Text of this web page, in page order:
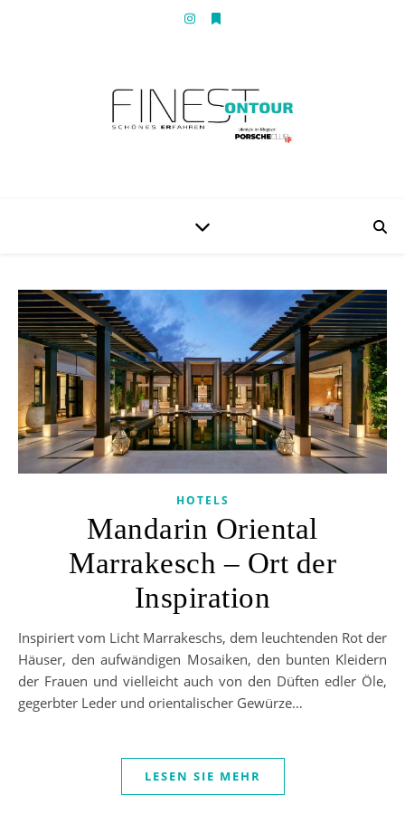
HOTELS
Mandarin Oriental
Marrakesch – Ort der
Inspiration
Inspiriert vom Licht Marrakeschs, dem leuchtenden Rot der
Häuser, den aufwändigen Mosaiken, den bunten Kleidern
der Frauen und vielleicht auch von den Düften edler Öle,
gegerbter Leder und orientalischer Gewürze…
LESEN SIE MEHR